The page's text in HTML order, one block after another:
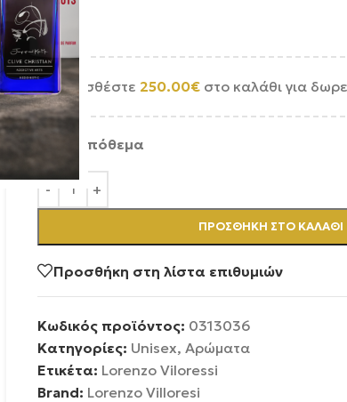
Προσθέστε 250.00€στο καλάθι για
Σε απόθεμα
ΠΡΟΣΘΉΚΗ ΣΤΟ ΚΑΛΆΘΙ
Προσθήκη στη λίστα επιθυμιών
Κωδικός προϊόντος: 0313036
Κατηγορίες: Unisex, Αρώματα
Ετικέτα: Lorenzo Viloressi
Brand: Lorenzo Villoresi